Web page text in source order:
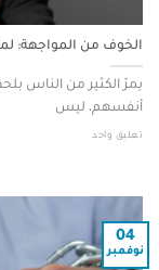
الخوف من المواجهة:
يمرّ الكثير من الناس
أنفسهم، ليس
تعليق واحد
04
نوفمبر